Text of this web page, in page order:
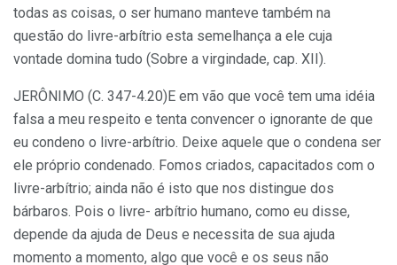
todas as coisas, o ser humano manteve também na
questão do livre-arbítrio esta semelhança a ele cuja
vontade domina tudo (Sobre a virgindade, cap. XII).
JERÔNIMO (C. 347-4.20)E em vão que você tem uma idéia
falsa a meu respeito e tenta convencer o ignorante de que
eu condeno o livre-arbítrio. Deixe aquele que o condena ser
ele próprio condenado. Fomos criados, capacitados com o
livre-arbítrio; ainda não é isto que nos distingue dos
bárbaros. Pois o livre- arbítrio humano, como eu disse,
depende da ajuda de Deus e neces­sita de sua ajuda
momento a momento, algo que você e os seus não